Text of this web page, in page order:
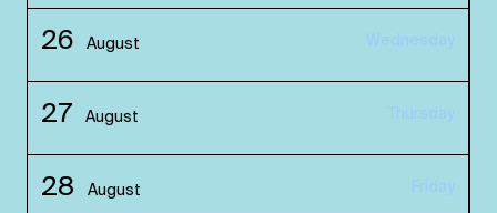
26 August Wednesday
27 August Thursday
28 August Friday